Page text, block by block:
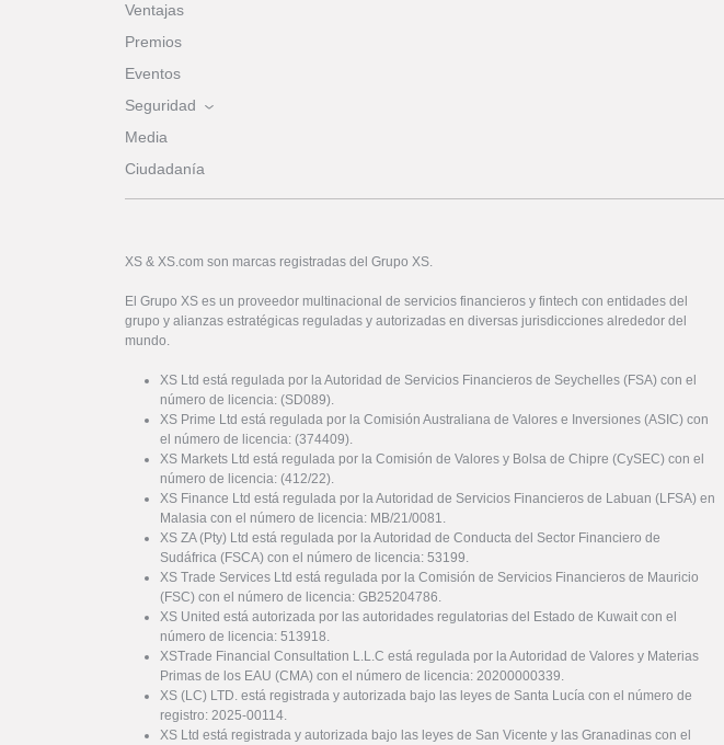
Ventajas
Premios
Eventos
Seguridad
Media
Ciudadanía
XS & XS.com son marcas registradas del Grupo XS.
El Grupo XS es un proveedor multinacional de servicios financieros y fintech con entidades del
grupo y alianzas estratégicas reguladas y autorizadas en diversas jurisdicciones alrededor del
mundo.
XS Ltd está regulada por la Autoridad de Servicios Financieros de Seychelles (FSA) con el
número de licencia: (SD089).
XS Prime Ltd está regulada por la Comisión Australiana de Valores e Inversiones (ASIC) con
el número de licencia: (374409).
XS Markets Ltd está regulada por la Comisión de Valores y Bolsa de Chipre (CySEC) con el
número de licencia: (412/22).
XS Finance Ltd está regulada por la Autoridad de Servicios Financieros de Labuan (LFSA) en
Malasia con el número de licencia: MB/21/0081.
XS ZA (Pty) Ltd está regulada por la Autoridad de Conducta del Sector Financiero de
Sudáfrica (FSCA) con el número de licencia: 53199.
XS Trade Services Ltd está regulada por la Comisión de Servicios Financieros de Mauricio
(FSC) con el número de licencia: GB25204786.
XS United está autorizada por las autoridades regulatorias del Estado de Kuwait con el
número de licencia: 513918.
XSTrade Financial Consultation L.L.C está regulada por la Autoridad de Valores y Materias
Primas de los EAU (CMA) con el número de licencia: 20200000339.
XS (LC) LTD. está registrada y autorizada bajo las leyes de Santa Lucía con el número de
registro: 2025-00114.
XS Ltd está registrada y autorizada bajo las leyes de San Vicente y las Granadinas con el